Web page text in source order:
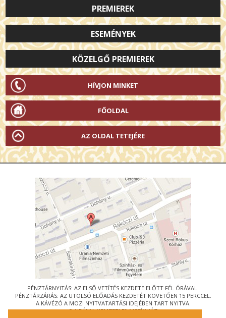
PREMIEREK
ESEMÉNYEK
KÖZELGŐ PREMIEREK
HÍVJON MINKET
FŐOLDAL
AZ OLDAL TETEJÉRE
PÉNZTÁRNYITÁS: AZ ELSŐ VETÍTÉS KEZDETE ELŐTT FÉL ÓRÁVAL.
PÉNZTÁRZÁRÁS: AZ UTOLSÓ ELŐADÁS KEZDETÉT KÖVETŐEN 15 PERCCEL.
A KÁVÉZÓ A MOZI NYITVATARTÁSI IDEJÉBEN TART NYITVA.
© URÁNIA NEMZETI FILMSZÍNHÁZ